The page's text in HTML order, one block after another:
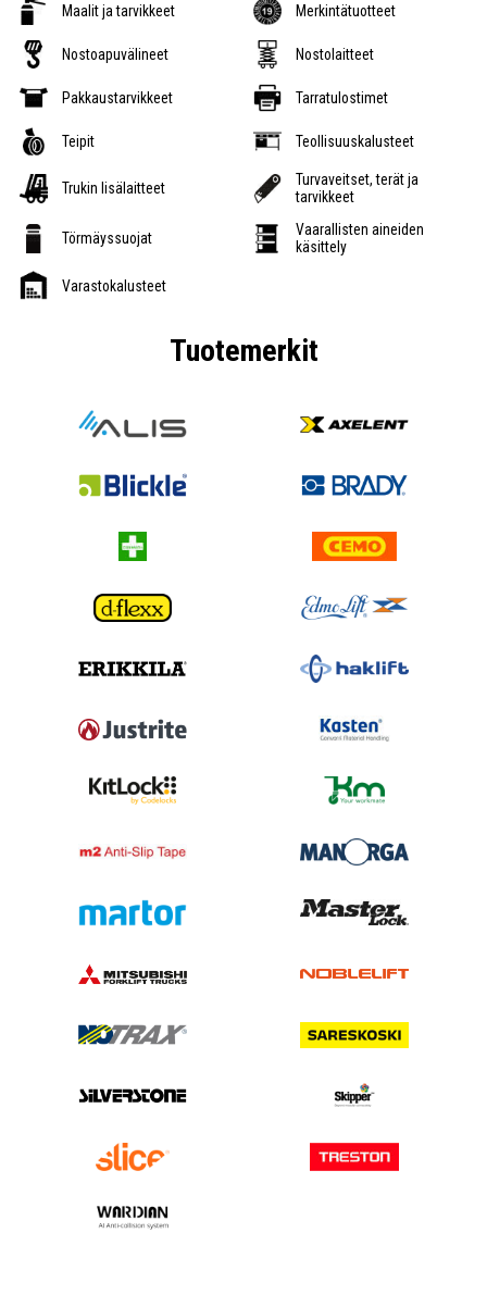
Maalit ja tarvikkeet Merkintätuotteet
Nostoapuvälineet Nostolaitteet
Pakkaustarvikkeet Tarratulostimet
Teipit Teollisuuskalusteet
Trukin lisälaitteet
Turvaveitset, terät ja
tarvikkeet
Törmäyssuojat
Vaarallisten aineiden
käsittely
Varastokalusteet
Tuotemerkit